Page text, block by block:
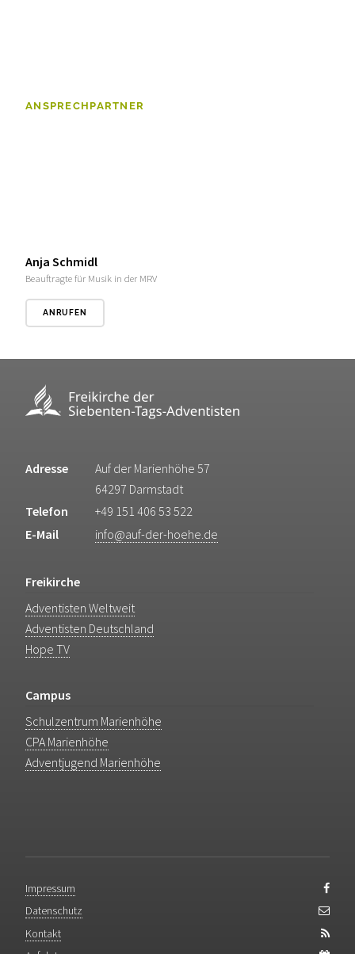
ANSPRECHPARTNER
Anja Schmidl
Beauftragte für Musik in der MRV
ANRUFEN
Adresse
Auf der Marienhöhe 57
64297 Darmstadt
Telefon
+49 151 406 53 522
E-Mail
info@auf-der-hoehe.de
Freikirche
Adventisten Weltweit
Adventisten Deutschland
Hope TV
Campus
Schulzentrum Marienhöhe
CPA Marienhöhe
Adventjugend Marienhöhe
Impressum
Datenschutz
Kontakt